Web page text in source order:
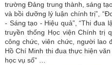
trường Đảng trung thành, sáng
và bồi dưỡng lý luận chính trị”,
- Sáng tạo - Hiệu quả”, “Thi đua
truyền thống Học viện Chính trị
công chức, viên chức, người lao
Hồ Chí Minh thi đua thực hiện
học vụ số” …